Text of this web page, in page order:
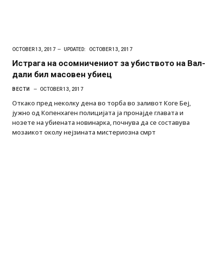
OCTOBER 13, 2017 UPDATED: OCTOBER 13, 2017
Истрага на осомничениот за убиството на Вал-
дали бил масовен убиец
ВЕСТИ OCTOBER 13, 2017
Откако пред неколку дена во торба во заливот Коге Беј,
јужно од Копенхаген полицијата ја пронајде главата и
нозете на убиената новинарка, почнува да се составува
мозаикот околу нејзината мистериозна смрт